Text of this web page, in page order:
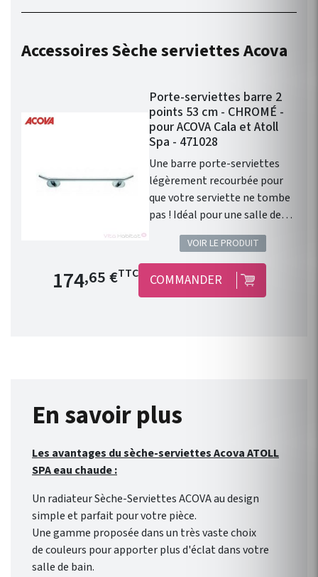
Prem's ACOVA . Disponible en
Accessoires Sèche serviettes Acova
Porte-serviettes barre 2
points 53 cm - CHROMÉ -
pour ACOVA Cala et Atoll
Spa - 471028
Une barre porte-serviettes
légèrement recourbée pour
que votre serviette ne tombe
pas ! Idéal pour une salle de
bain contemporaine. Porte-
serviettes barre 2 points pour
radiateurs sèche-serviettes
Acova gammes Cala et Atoll
Spa. Couleur : CHROMÉ
VOIR LE PRODUIT
Prix de base
174,65 €TTC COMMANDER
En savoir plus
Les avantages du sèche-serviettes Acova ATOLL
SPA eau chaude :
Un radiateur Sèche-Serviettes ACOVA au design
simple et parfait pour votre pièce.
Une gamme proposée dans un très vaste choix
de couleurs pour apporter plus d'éclat dans votre
salle de bain.